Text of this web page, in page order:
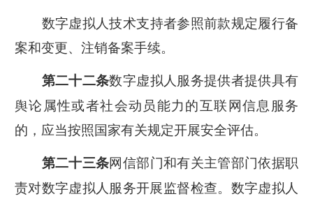
数字虚拟人技术支持者参照前款规定履行备
案和变更、注销备案手续。
第二十二条数字虚拟人服务提供者提供具有
舆论属性或者社会动员能力的互联网信息服务
的，应当按照国家有关规定开展安全评估。
第二十三条网信部门和有关主管部门依据职
责对数字虚拟人服务开展监督检查。数字虚拟人